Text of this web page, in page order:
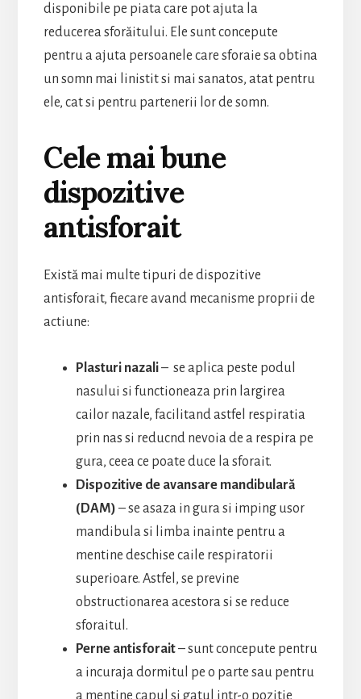
disponibile pe piata care pot ajuta la
reducerea sforăitului. Ele sunt concepute
pentru a ajuta persoanele care sforaie sa obtina
un somn mai linistit si mai sanatos, atat pentru
ele, cat si pentru partenerii lor de somn.
Cele mai bune
dispozitive
antisforait
Există mai multe tipuri de dispozitive
antisforait, fiecare avand mecanisme proprii de
actiune:
Plasturi nazali– se aplica peste podul
nasului si functioneaza prin largirea
cailor nazale, facilitand astfel respiratia
prin nas si reducnd nevoia de a respira pe
gura, ceea ce poate duce la sforait.
Dispozitive de avansare mandibulară
(DAM) – se asaza in gura si imping usor
mandibula si limba inainte pentru a
mentine deschise caile respiratorii
superioare. Astfel, se previne
obstructionarea acestora si se reduce
sforaitul.
Perne antisforait– sunt concepute pentru
a incuraja dormitul pe o parte sau pentru
a mentine capul si gatul intr-o pozitie